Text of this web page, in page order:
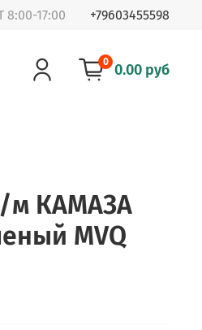
8:00-17:00 +79603455598
0 0.00 руб
м КАМАЗА
MVQ